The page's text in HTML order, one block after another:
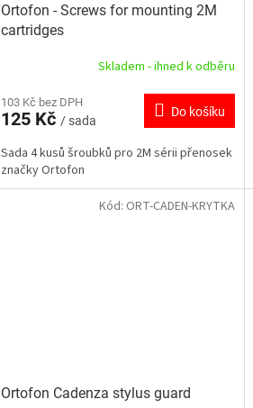
Ortofon - Screws for mounting 2M
cartridges
Skladem - ihned k odběru
103 Kč bez DPH
125 Kč / sada
Do košíku
Sada 4 kusů šroubků pro 2M sérii přenosek
značky Ortofon
Ortofon Cadenza stylus guard
Kód: ORT-CADEN-KRYTKA